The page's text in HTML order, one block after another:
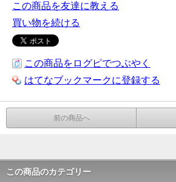
この商品を友達に教える
買い物を続ける
この商品をログピでつぶやく
はてなブックマークに登録する
前の商品へ
この商品のカテゴリー